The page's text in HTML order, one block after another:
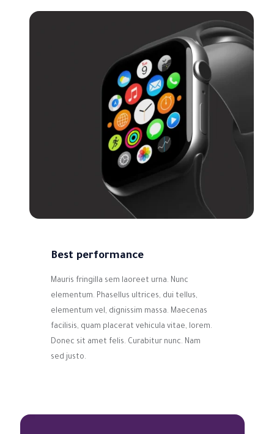
Best performance
Mauris fringilla sem laoreet urna. Nunc
elementum. Phasellus ultrices, dui tellus,
elementum vel, dignissim massa. Maecenas
facilisis, quam placerat vehicula vitae, lorem.
Donec sit amet felis. Curabitur nunc. Nam
sed justo.